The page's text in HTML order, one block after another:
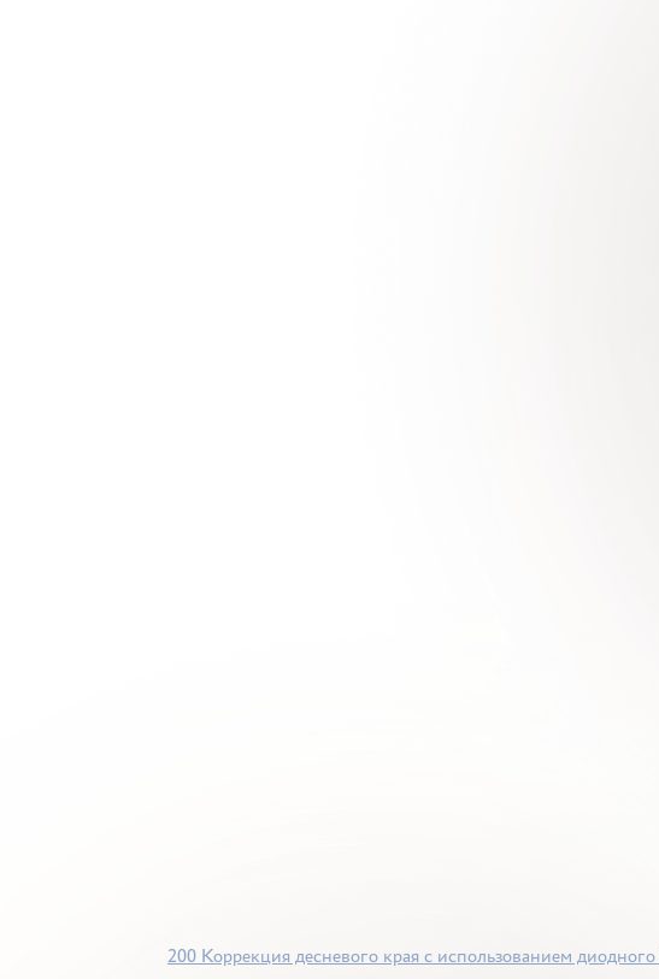
200 Коррекция десневого края с использованием